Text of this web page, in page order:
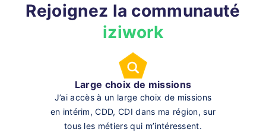
Rejoignez la communauté
iziwork
Large choix de missions
J’ai accès à un large choix de missions
en intérim, CDD, CDI dans ma région, sur
tous les métiers qui m’intéressent.